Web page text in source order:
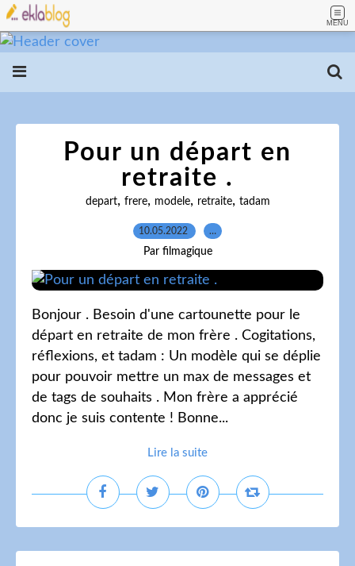
MENU
Pour un départ en
retraite .
depart, frere, modele, retraite, tadam
10.05.2022 …
Par filmagique
Bonjour . Besoin d'une cartounette pour le
départ en retraite de mon frère . Cogitations,
réflexions, et tadam : Un modèle qui se déplie
pour pouvoir mettre un max de messages et
de tags de souhaits . Mon frère a apprécié
donc je suis contente ! Bonne...
Lire la suite